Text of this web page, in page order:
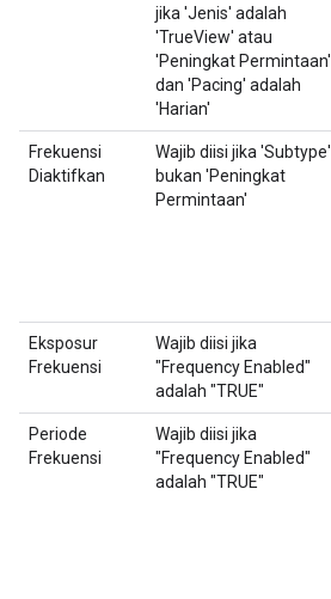
jika 'Jenis' adalah
'TrueView' atau
'Peningkat Permintaan'
dan 'Pacing' adalah
'Harian'
Frekuensi
Diaktifkan
Wajib diisi jika 'Subtype'
bukan 'Peningkat
Permintaan'
Eksposur
Frekuensi
Wajib diisi jika
"Frequency Enabled"
adalah "TRUE"
Periode
Frekuensi
Wajib diisi jika
"Frequency Enabled"
adalah "TRUE"